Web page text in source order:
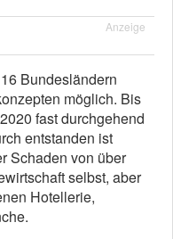
Anzeige
Bundesländern
möglich. Bis
fast durchgehend
entstanden ist
Schaden von über
selbst, aber
Hotellerie,